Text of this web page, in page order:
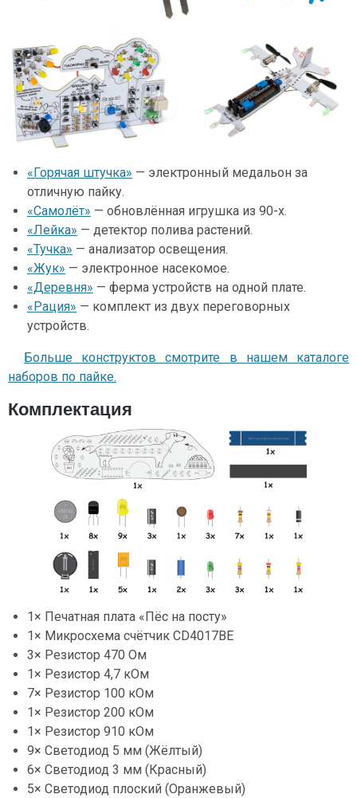
«Горячая штучка» — электронный медальон за
отличную пайку.
«Самолёт» — обновлённая игрушка из 90-х.
«Лейка» — детектор полива растений.
«Тучка» — анализатор освещения.
«Жук» — электронное насекомое.
«Деревня» — ферма устройств на одной плате.
«Рация» — комплект из двух переговорных
устройств.
Больше конструктов смотрите в нашем каталоге
наборов по пайке.
Комплектация
1× Печатная плата «Пёс на посту»
1× Микросхема счётчик CD4017BE
3× Резистор 470 Ом
1× Резистор 4,7 кОм
7× Резистор 100 кОм
1× Резистор 200 кОм
1× Резистор 910 кОм
9× Светодиод 5 мм (Жёлтый)
6× Светодиод 3 мм (Красный)
5× Светодиод плоский (Оранжевый)